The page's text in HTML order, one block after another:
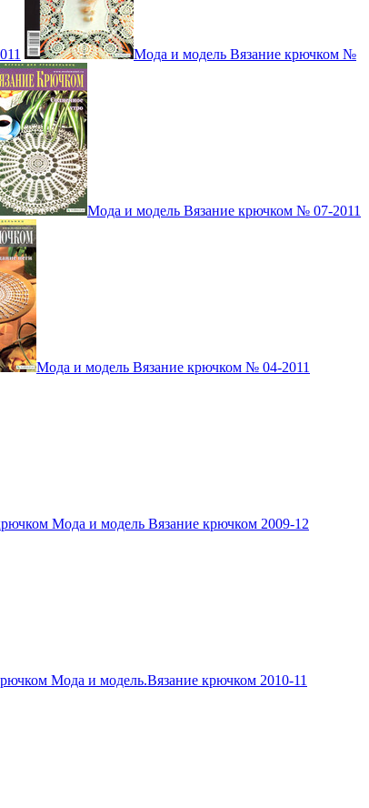
Мода и модель Вязание крючком №
Мода и модель Вязание крючком № 07-2011
Мода и модель Вязание крючком № 04-2011
Мода и модель Вязание крючком 2009-12
Мода и модель.Вязание крючком 2010-11